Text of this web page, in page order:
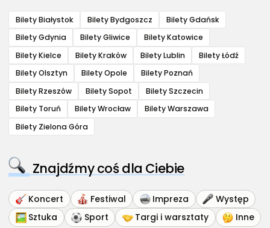
Bilety Białystok Bilety Bydgoszcz
Bilety Gdańsk
Bilety Gdynia
Bilety Gliwice
Bilety Katowice
Bilety Kielce
Bilety Kraków Bilety Lublin
Bilety Łódź
Bilety Olsztyn
Bilety Opole
Bilety Poznań
Bilety Rzeszów
Bilety Sopot
Bilety Szczecin
Bilety Toruń
Bilety Wrocław
Bilety Warszawa
Bilety Zielona Góra
Znajdźmy coś dla Ciebie
Koncert Festiwal Impreza
Występ
Sztuka
Sport Targi i warsztaty Inne